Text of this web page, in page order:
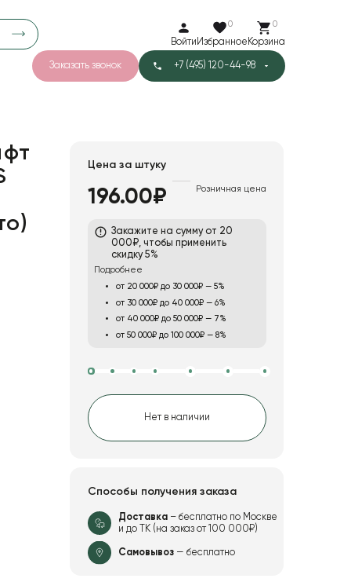
Войти
0
Избранное
0
Корзина
Заказать звонок +7 (495) 120-44-98
Цена за штуку
196.00₽ Розничная цена
Закажите на сумму от 20
000₽, чтобы применить
скидку 5%
Подробнее
от 20 000₽ до 30 000₽ — 5%
от 30 000₽ до 40 000₽ — 6%
от 40 000₽ до 50 000₽ — 7%
от 50 000₽ до 100 000₽ — 8%
Нет в наличии
Способы получения заказа
Доставка– бесплатно по Москве
и до ТК (на заказ от 100 000₽)
Самовывоз— бесплатно